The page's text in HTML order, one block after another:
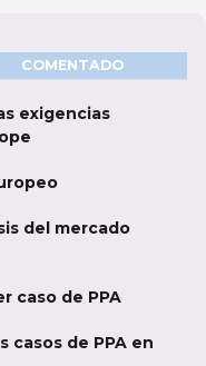
COMENTADO
exigencias
del mercado
caso de PPA
casos de PPA en